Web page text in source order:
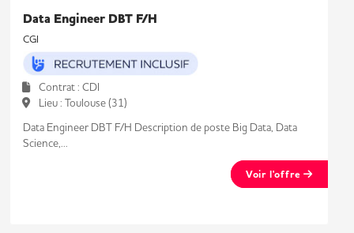
Data Engineer DBT F/H
CGI
Contrat : CDI
Lieu : Toulouse (31)
Data Engineer DBT F/H Description de poste Big Data, Data
Science,...
Voir l'offre